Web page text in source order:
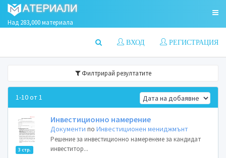
Над 283,000 материала
РЕГИСТРАЦИЯ
ВХОД
Филтрирай резултатите
1-10 от 1
3 стр.
Инвестиционно намерение
Документи поИнвестиционен мениджмънт
Решение за инвестиционно намеренеие за кандидат
инвеститор...